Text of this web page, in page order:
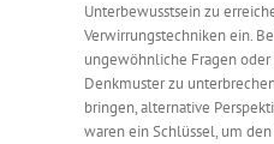
Unterbewusstsein zu
Verwirrungstechniken ein.
ungewöhnliche Fragen
Denkmuster zu
bringen, alternative
waren ein Schlüssel, um